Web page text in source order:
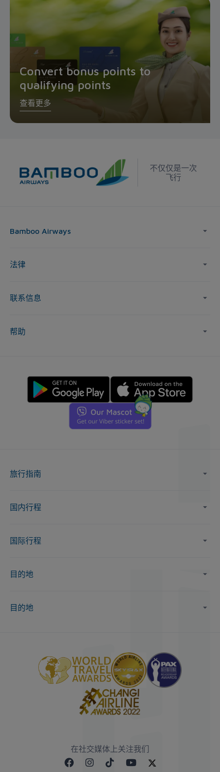
Convert bonus points to
qualifying points
查看更多
不仅仅是一次
飞行
Bamboo Airways
法律
联系信息
帮助
旅行指南
国内行程
国际行程
目的地
目的地
在社交媒体上关注我们